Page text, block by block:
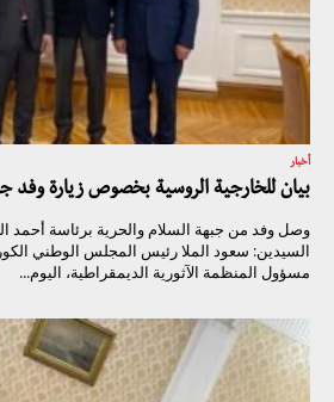
أخبار
بيان للخارجية الروسية بخصوص زيارة وفد
وصل وفد من جبهة السلام والحرية برئاسة أحمد
السيدين: سعود الملا رئيس المجلس الوطني
مسؤول المنظمة الآثورية الديمقراطية، اليوم...